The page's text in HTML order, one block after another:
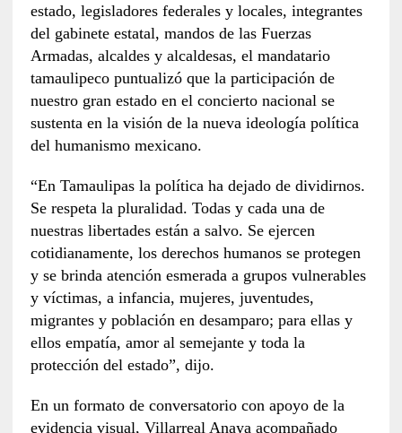
estado, legisladores federales y locales, integrantes
del gabinete estatal, mandos de las Fuerzas
Armadas, alcaldes y alcaldesas, el mandatario
tamaulipeco puntualizó que la participación de
nuestro gran estado en el concierto nacional se
sustenta en la visión de la nueva ideología política
del humanismo mexicano.
“En Tamaulipas la política ha dejado de dividirnos.
Se respeta la pluralidad. Todas y cada una de
nuestras libertades están a salvo. Se ejercen
cotidianamente, los derechos humanos se protegen
y se brinda atención esmerada a grupos vulnerables
y víctimas, a infancia, mujeres, juventudes,
migrantes y población en desamparo; para ellas y
ellos empatía, amor al semejante y toda la
protección del estado”, dijo.
En un formato de conversatorio con apoyo de la
evidencia visual, Villarreal Anaya acompañado